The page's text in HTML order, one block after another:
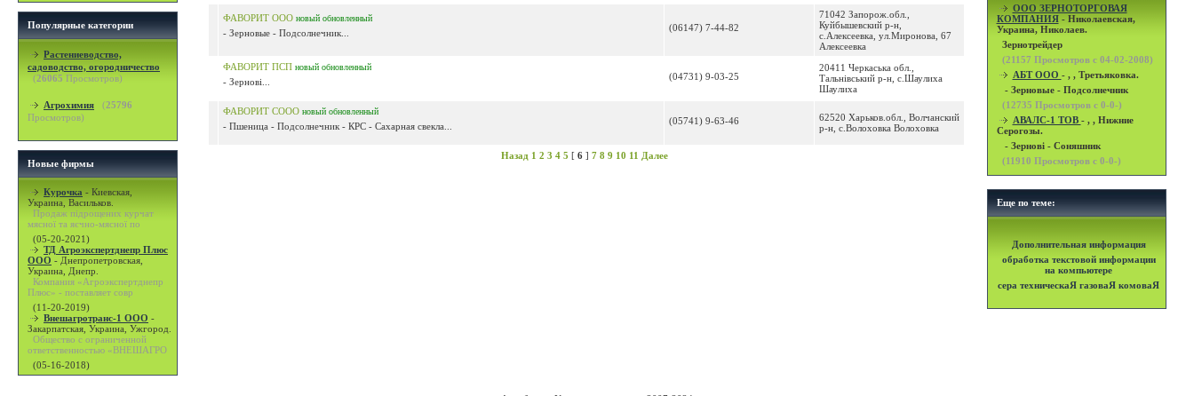
Популярные категории
Растениеводство,
садоводство, огородничество
(26065 Просмотров)
Агрохимия (25796
Просмотров)
Новые фирмы
Курочка - Киевская,
Украина, Васильков.
Продаж підрощених курчат
мясної та яєчно-мясної по
(05-20-2021)
ТД Агроэкспертднепр Плюс
ООО - Днепропетровская,
Украина, Днепр.
Компания «Агроэкспертднепр
Плюс» - поставляет совр
(11-20-2019)
Внешагротранс-1 ООО -
Закарпатская, Украина, Ужгород.
Общество с ограниченной
ответственностью «ВНЕШАГРО
(05-16-2018)
ФАВОРИТ ООО новый обновленный
- Зерновые - Подсолнечник... (06147) 7-44-82
71042 Запорож.обл.,
Куйбышевский р-н,
с.Алексеевка, ул.Миронова, 67
Алексеевка
ФАВОРИТ ПСП новый обновленный
- Зернові... (04731) 9-03-25
20411 Черкаська обл.,
Тальнівський р-н, с.Шаулиха
Шаулиха
ФАВОРИТ СООО новый обновленный
- Пшеница - Подсолнечник - КРС - Сахарная свекла... (05741) 9-63-46
62520 Харьков.обл., Волчанский
р-н, с.Волоховка Волоховка
Назад 1 2 3 4 5 [ 6 ] 7 8 9 10 11 Далее
OOO ЗЕРНОТОРГОВАЯ
КОМПАНИЯ- Николаевская,
Украина, Николаев.
Зернотрейдер
(21157 Просмотров с 04-02-2008)
АБТ ООО - , , Третьяковка.
- Зерновые - Подсолнечник
(12735 Просмотров с 0-0-)
АВАЛС-1 ТОВ - , , Нижние
Серогозы.
- Зернові - Соняшник
(11910 Просмотров с 0-0-)
Еще по теме:
Дополнительная информация
обработка текстовой информации
на компьютере
сера техническаЯ газоваЯ комоваЯ